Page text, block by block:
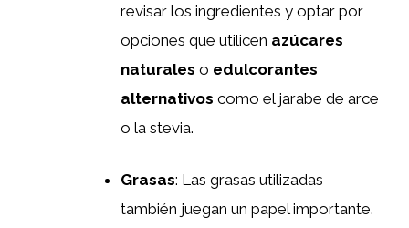
revisar los ingredientes y optar por
opciones que utilicen azúcares
naturales o edulcorantes
alternativos como el jarabe de arce
o la stevia.
Grasas: Las grasas utilizadas
también juegan un papel importante.